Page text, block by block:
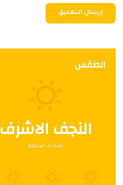
الطقس
النجف الاشرف
سماء صافية